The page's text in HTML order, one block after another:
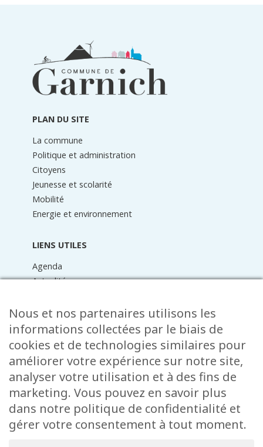
Informations
PLAN DU SITE
La commune
Politique et administration
Citoyens
Jeunesse et scolarité
Mobilité
Energie et environnement
LIENS UTILES
Agenda
Actualités
Raider online
Formulaires
Faq
Contact
CONTACT
15 Rue de l’École
L-8353 Garnich
Nous et nos partenaires utilisons les
informations collectées par le biais de
cookies et de technologies similaires pour
améliorer votre expérience sur notre site,
analyser votre utilisation et à des fins de
marketing. Vous pouvez en savoir plus
dans notre politique de confidentialité et
gérer votre consentement à tout moment.